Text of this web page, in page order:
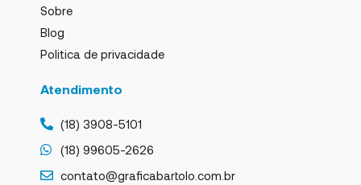
Sobre
Blog
Politica de privacidade
Atendimento
(18) 3908-5101
(18) 99605-2626
contato@graficabartolo.com.br